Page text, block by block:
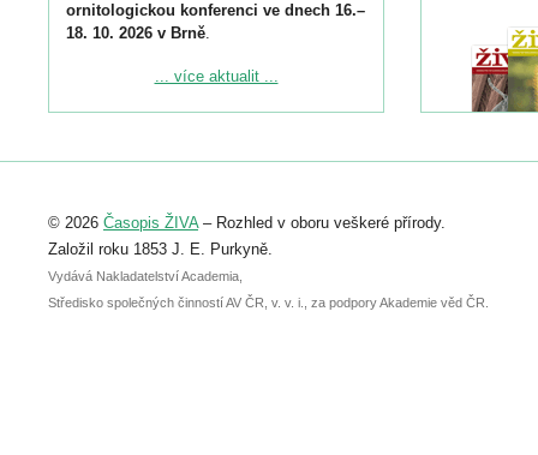
ornitologickou konferenci ve dnech 16.–
18. 10. 2026 v Brně.
Podrobnější informace ke konferenci
Registrovat se můžete do 6. září.
abstraktu přihlášené přednášky nebo
posteru je už 30. června.
... více aktualit ...
© 2026 Časopis ŽIVA– Rozhled v oboru veškeré přírody.
Založil roku 1853 J. E. Purkyně.
Vydává Nakladatelství Academia,
Středisko společných činností AV ČR, v. v. i., za podpory Akademie věd ČR.